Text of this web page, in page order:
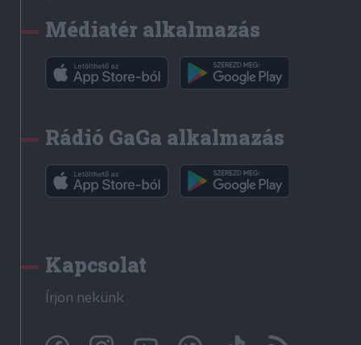
Médiatér alkalmazás
Rádió GaGa alkalmazás
Kapcsolat
Írjon nekünk